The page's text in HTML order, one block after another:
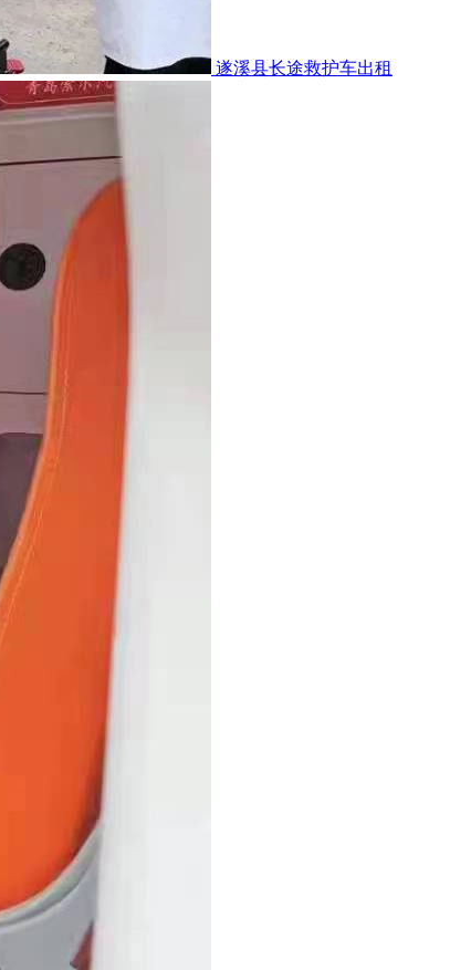
遂溪县长途救护车出租